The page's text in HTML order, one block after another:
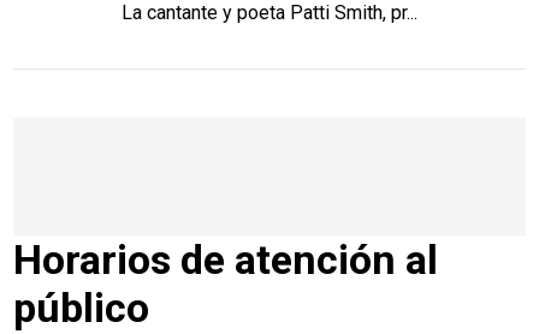
La cantante y poeta Patti Smith, pr...
Horarios de atención al
público